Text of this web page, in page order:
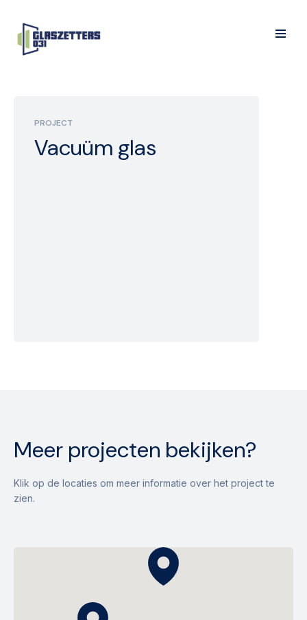
PROJECT
Vacuüm glas
Meer projecten bekijken?
Klik op de locaties om meer informatie over het project te
zien.